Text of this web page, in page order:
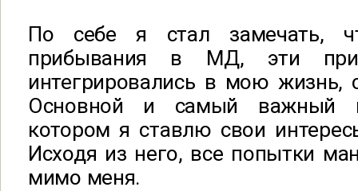
По себе я стал замечать,
прибывания в МД, эти
интегрировались в мою жизнь,
Основной и самый важный
котором я ставлю свои
Исходя из него, все попытки
мимо меня.